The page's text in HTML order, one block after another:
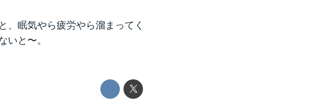
、眠気やら疲労やら溜まってく
いと〜。